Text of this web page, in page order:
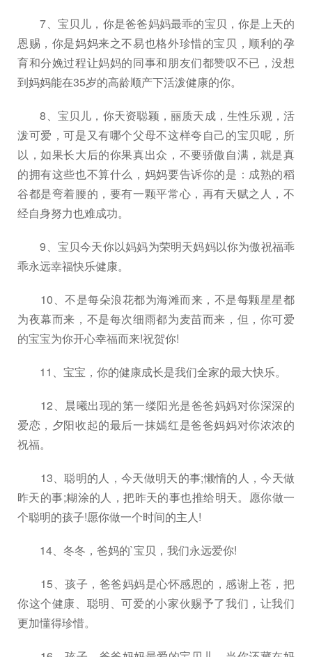
7、宝贝儿，你是爸爸妈妈最乖的宝贝，你是上天的
恩赐，你是妈妈来之不易也格外珍惜的宝贝，顺利的孕
育和分娩过程让妈妈的同事和朋友们都赞叹不已，没想
到妈妈能在35岁的高龄顺产下活泼健康的你。
8、宝贝儿，你天资聪颖，丽质天成，生性乐观，活
泼可爱，可是又有哪个父母不这样夸自己的宝贝呢，所
以，如果长大后的你果真出众，不要骄傲自满，就是真
的拥有这些也不算什么，妈妈要告诉你的是：成熟的稻
谷都是弯着腰的，要有一颗平常心，再有天赋之人，不
经自身努力也难成功。
9、宝贝今天你以妈妈为荣明天妈妈以你为傲祝福乖
乖永远幸福快乐健康。
10、不是每朵浪花都为海滩而来，不是每颗星星都
为夜幕而来，不是每次细雨都为麦苗而来，但，你可爱
的宝宝为你开心幸福而来!祝贺你!
11、宝宝，你的健康成长是我们全家的最大快乐。
12、晨曦出现的第一缕阳光是爸爸妈妈对你深深的
爱恋，夕阳收起的最后一抹嫣红是爸爸妈妈对你浓浓的
祝福。
13、聪明的人，今天做明天的事;懒惰的人，今天做
昨天的事;糊涂的人，把昨天的事也推给明天。愿你做一
个聪明的孩子!愿你做一个时间的主人!
14、冬冬，爸妈的`宝贝，我们永远爱你!
15、孩子，爸爸妈妈是心怀感恩的，感谢上苍，把
你这个健康、聪明、可爱的小家伙赐予了我们，让我们
更加懂得珍惜。